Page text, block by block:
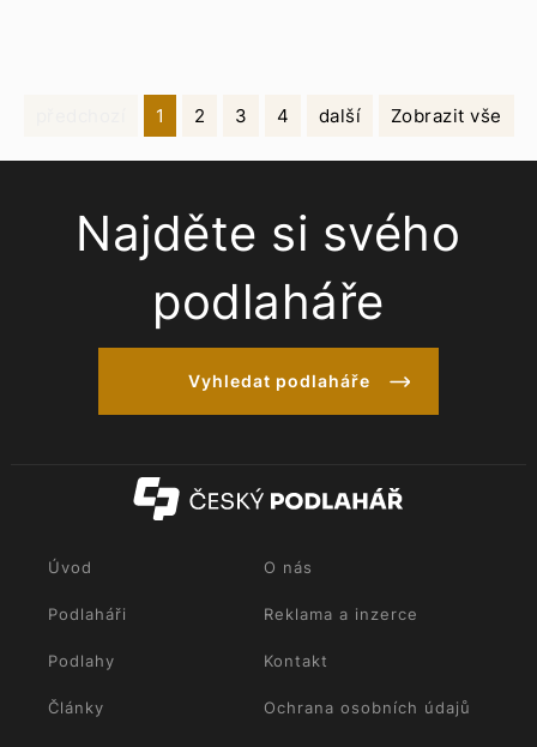
1 2 3 4 další Zobrazit vše
Najděte si svého
podlaháře
Vyhledat podlaháře
Úvod O nás
Podlaháři Reklama a inzerce
Podlahy Kontakt
Články Ochrana osobních údajů